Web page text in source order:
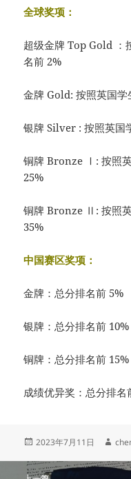
全球奖项：
超级金牌 Top Gold ：
名前 2%
金牌 Gold: 按照英国
银牌 Silver : 按照英国
铜牌 Bronze Ⅰ: 按照
25%
铜牌 Bronze Ⅱ: 按照
35%
中国赛区奖项：
金牌：总分排名前 5%
银牌：总分排名前 10%
铜牌：总分排名前 15%
成绩优异奖：总分排名
发
于
2023年7月11日
作